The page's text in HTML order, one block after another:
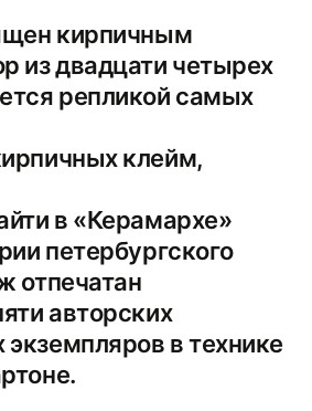
кирпичным
из двадцати четырех
репликой самых
клейм,
в «Керамархе»
петербургского
отпечатан
авторских
в технике